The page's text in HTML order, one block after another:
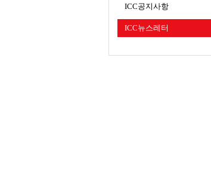
ICC공지사항
ICC뉴스레터